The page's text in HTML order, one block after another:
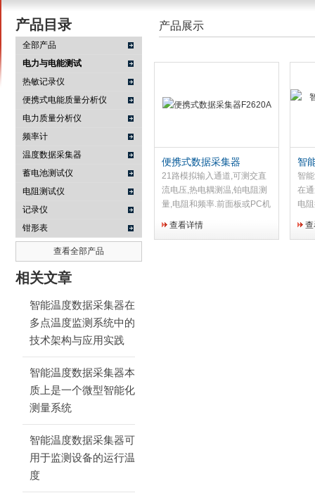
产品目录
全部产品
电力与电能测试
热敏记录仪
便携式电能质量分析仪
电力质量分析仪
频率计
温度数据采集器
蓄电池测试仪
电阻测试仪
记录仪
钳形表
查看全部产品
相关文章
智能温度数据采集器在
多点温度监测系统中的
技术架构与应用实践
智能温度数据采集器本
质上是一个微型智能化
测量系统
智能温度数据采集器可
用于监测设备的运行温
度
产品展示
便携式数据采集器
F2620A
21路模拟输入通道,可测交直
流电压,热电耦测温,铂电阻测
量,电阻和频率.前面板或PC机
换多用途模拟信号输入模块,
查看详情
智
智
在
电